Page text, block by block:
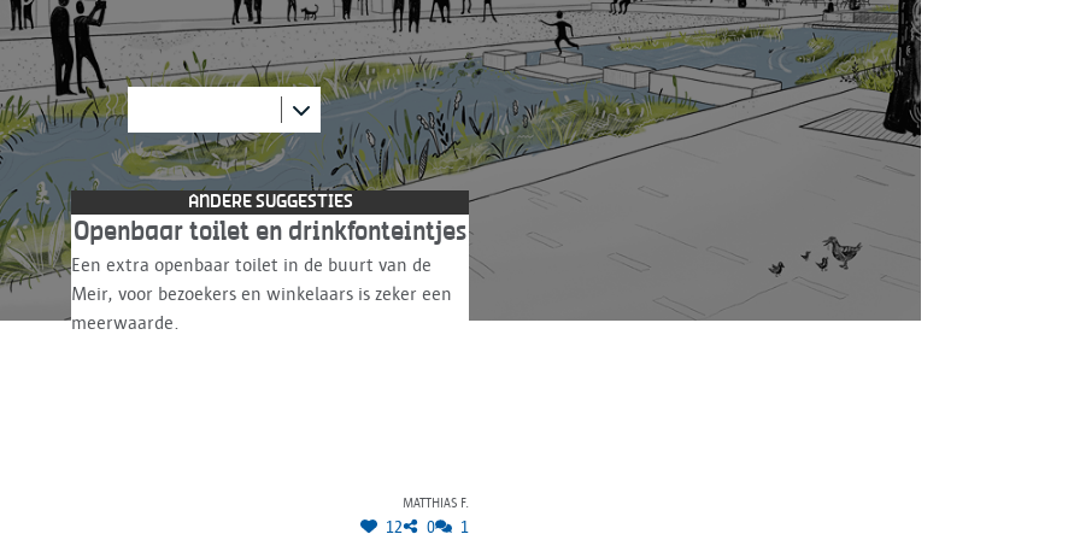
werden reeds ingediend
ANDERE SUGGESTIES
Openbaar toilet en drinkfonteintjes
Een extra openbaar toilet in de buurt van de
Meir, voor bezoekers en winkelaars is zeker een
meerwaarde.
Matthias F.
12 0 1